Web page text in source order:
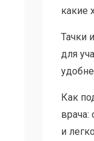
какие
Тачки
для
Как
врача:
и